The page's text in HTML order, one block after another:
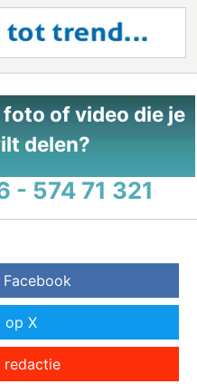
foto of video die je
delen?
- 574 71 321
op X
redactie